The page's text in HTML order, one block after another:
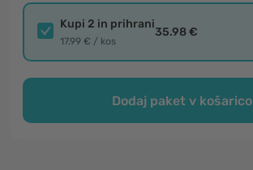
Kupi 2 in prihrani
17.99 € / kos
35.98 €
Dodaj paket v košarico